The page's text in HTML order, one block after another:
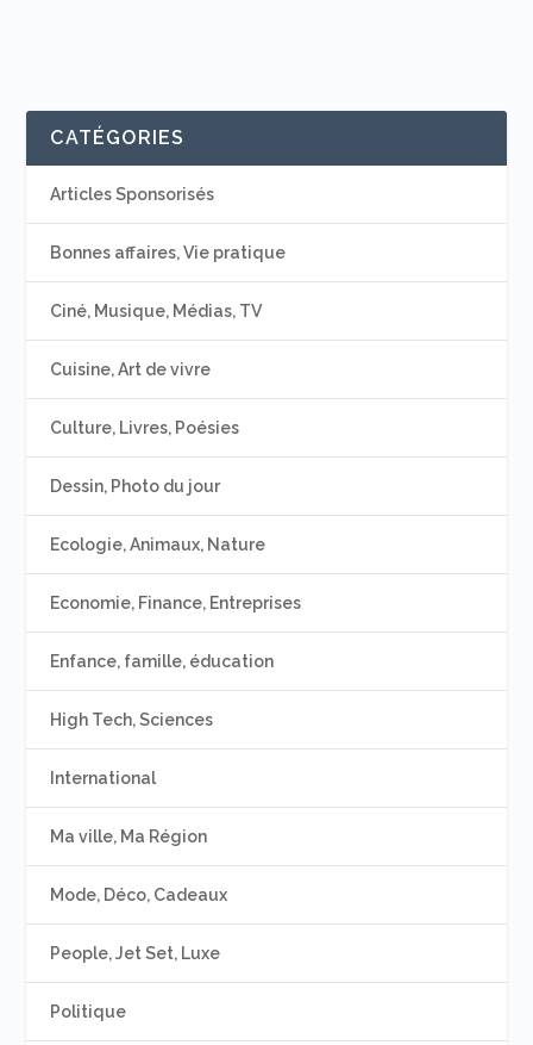
CATÉGORIES
Articles Sponsorisés
Bonnes affaires, Vie pratique
Ciné, Musique, Médias, TV
Cuisine, Art de vivre
Culture, Livres, Poésies
Dessin, Photo du jour
Ecologie, Animaux, Nature
Economie, Finance, Entreprises
Enfance, famille, éducation
High Tech, Sciences
International
Ma ville, Ma Région
Mode, Déco, Cadeaux
People, Jet Set, Luxe
Politique